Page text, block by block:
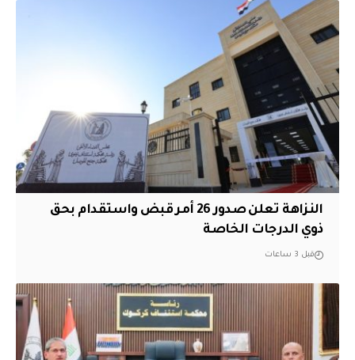
النزاهة تعلن صدور 26 أمر قبض واستقدام بحق
ذوي الدرجات الخاصة
قبل 3 ساعات